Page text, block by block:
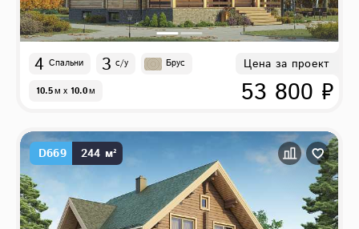
4 Спальни 3 с/у Брус
10.5м x 10.0м
Цена за проект
53 800 ₽
D669 244 м²